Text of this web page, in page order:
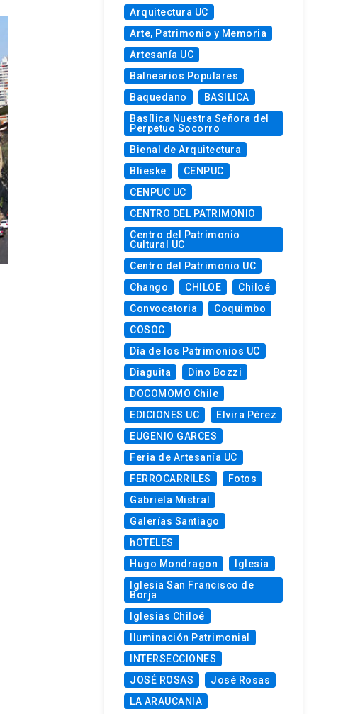
Arquitectura UC
Arte, Patrimonio y Memoria
Artesanía UC
Balnearios Populares
Baquedano
BASILICA
Basílica Nuestra Señora del
Perpetuo Socorro
Bienal de Arquitectura
Blieske
CENPUC
CENPUC UC
CENTRO DEL PATRIMONIO
Centro del Patrimonio
Cultural UC
Centro del Patrimonio UC
Chango
CHILOE
Chiloé
Convocatoria
Coquimbo
COSOC
Día de los Patrimonios UC
Diaguita
Dino Bozzi
DOCOMOMO Chile
EDICIONES UC
Elvira Pérez
EUGENIO GARCES
Feria de Artesanía UC
FERROCARRILES
Fotos
Gabriela Mistral
Galerías Santiago
hOTELES
Hugo Mondragon
Iglesia
Iglesia San Francisco de
Borja
Iglesias Chiloé
Iluminación Patrimonial
INTERSECCIONES
JOSÉ ROSAS
José Rosas
LA ARAUCANIA